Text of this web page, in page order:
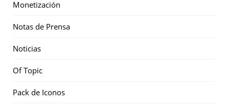
Monetización
Notas de Prensa
Noticias
Of Topic
Pack de Iconos